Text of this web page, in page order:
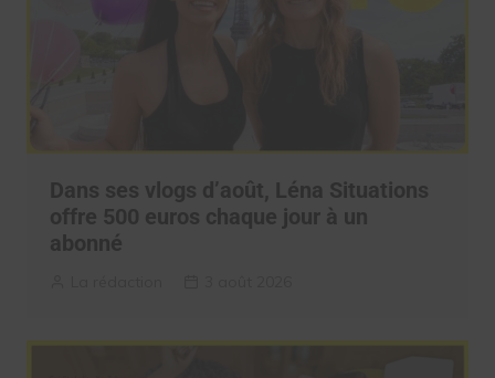
Dans ses vlogs d’août, Léna Situations
offre 500 euros chaque jour à un
abonné